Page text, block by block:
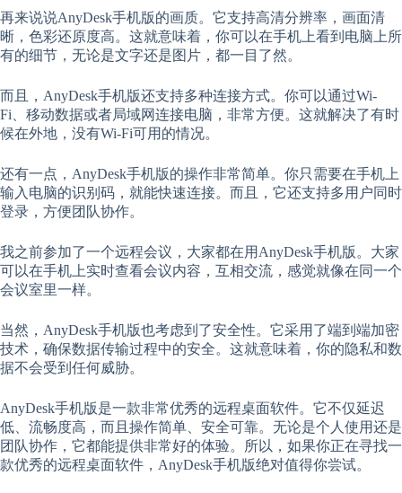
再来说说AnyDesk手机版的画质。它支持高清分辨率，画面清
晰，色彩还原度高。这就意味着，你可以在手机上看到电脑上所
有的细节，无论是文字还是图片，都一目了然。
而且，AnyDesk手机版还支持多种连接方式。你可以通过Wi-
Fi、移动数据或者局域网连接电脑，非常方便。这就解决了有时
候在外地，没有Wi-Fi可用的情况。
还有一点，AnyDesk手机版的操作非常简单。你只需要在手机上
输入电脑的识别码，就能快速连接。而且，它还支持多用户同时
登录，方便团队协作。
我之前参加了一个远程会议，大家都在用AnyDesk手机版。大家
可以在手机上实时查看会议内容，互相交流，感觉就像在同一个
会议室里一样。
当然，AnyDesk手机版也考虑到了安全性。它采用了端到端加密
技术，确保数据传输过程中的安全。这就意味着，你的隐私和数
据不会受到任何威胁。
AnyDesk手机版是一款非常优秀的远程桌面软件。它不仅延迟
低、流畅度高，而且操作简单、安全可靠。无论是个人使用还是
团队协作，它都能提供非常好的体验。所以，如果你正在寻找一
款优秀的远程桌面软件，AnyDesk手机版绝对值得你尝试。